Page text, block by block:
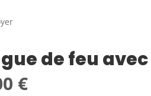
de feu
: €